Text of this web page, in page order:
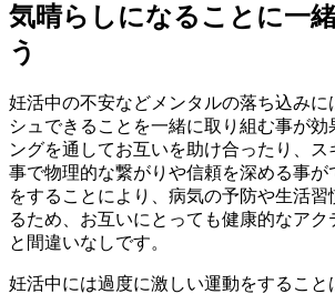
気晴らしになることに一
う
妊活中の不安などメンタルの落ち込みに
シュできることを一緒に取り組む事が効
ングを通してお互いを助け合ったり、ス
事で物理的な繋がりや信頼を深める事が
をすることにより、病気の予防や生活習
るため、お互いにとっても健康的なアク
と間違いなしです。
妊活中には過度に激しい運動をすること